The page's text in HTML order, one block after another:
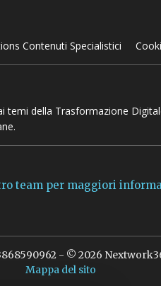
Contenuti Specialistici
della Trasformazione
team per maggiori
- © 2026
Mappa del sito